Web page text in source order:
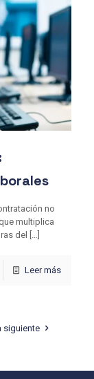
no
multiplica
del […]
Leer más
siguiente